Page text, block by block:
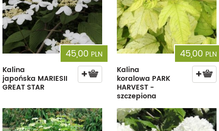
45,00 PLN
Kalina
japońska MARIESII
GREAT STAR
45,00 PLN
Kalina
koralowa PARK
HARVEST -
szczepiona